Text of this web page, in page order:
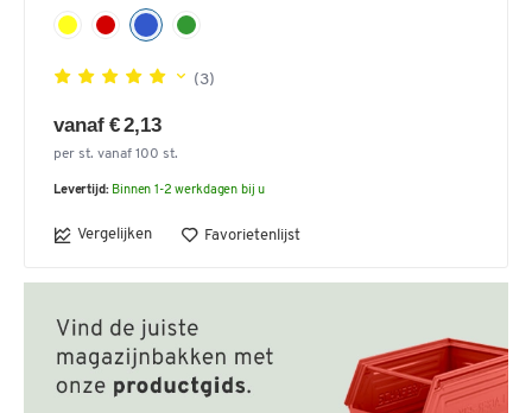
(3)
vanaf € 2,13
per st. vanaf 100 st.
Levertijd: Binnen 1-2 werkdagen bij u
Vergelijken Favorietenlijst